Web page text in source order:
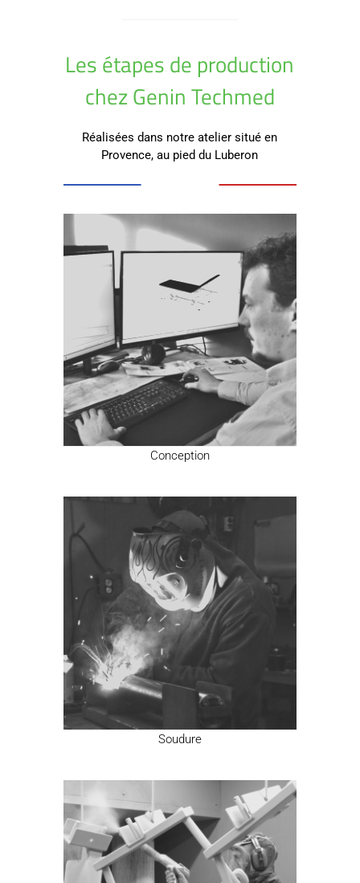
Les étapes de production
chez Genin Techmed
Réalisées dans notre atelier situé en
Provence, au pied du Luberon
Conception
Soudure